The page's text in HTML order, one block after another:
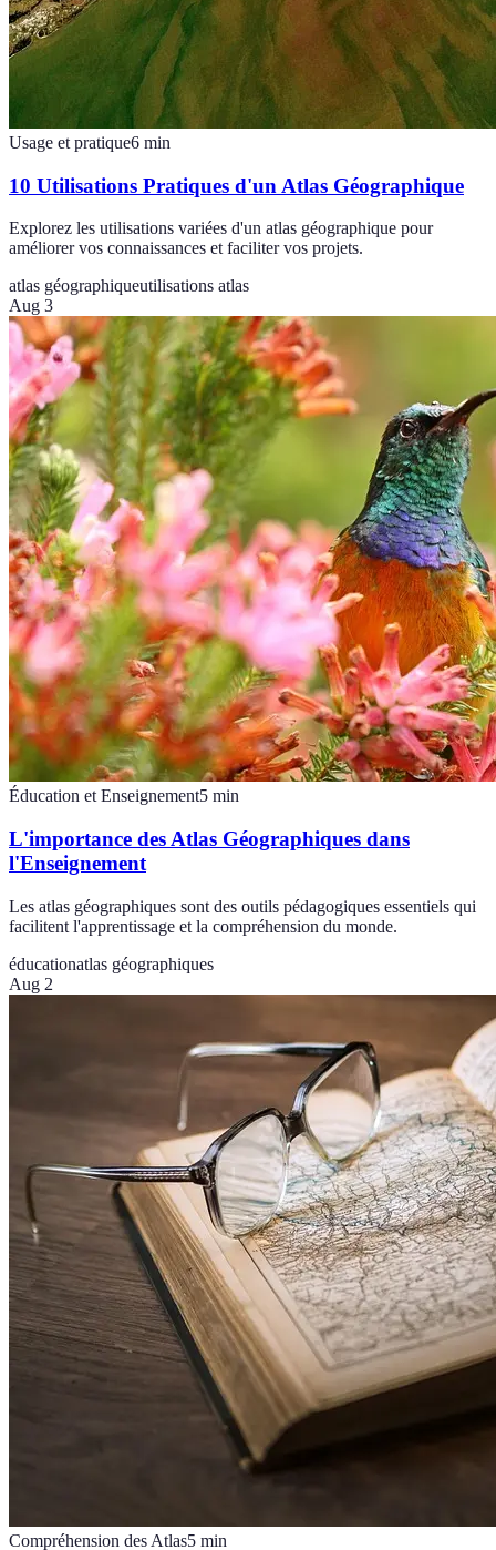
Usage et pratique6 min
10 Utilisations Pratiques d'un Atlas Géographique
Explorez les utilisations variées d'un atlas géographique pour
améliorer vos connaissances et faciliter vos projets.
atlas géographiqueutilisations atlas
Aug 3
Éducation et Enseignement5 min
L'importance des Atlas Géographiques dans
l'Enseignement
Les atlas géographiques sont des outils pédagogiques essentiels qui
facilitent l'apprentissage et la compréhension du monde.
éducationatlas géographiques
Aug 2
Compréhension des Atlas5 min